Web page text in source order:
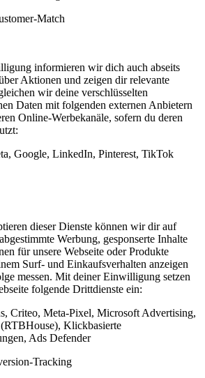
Match
informieren wir dich auch abseits
Aktionen und zeigen dir relevante
wir deine verschlüsselten
Daten mit folgenden externen Anbietern
Online-Werbekanäle, sofern du deren
Google, LinkedIn, Pinterest, TikTok
dieser Dienste können wir dir auf
Werbung, gesponserte Inhalte
für unsere Webseite oder Produkte
Surf- und Einkaufsverhalten anzeigen
messen. Mit deiner Einwilligung setzen
folgende Drittdienste ein:
Criteo, Meta-Pixel, Microsoft Advertising,
Klickbasierte
Ads Defender
Tracking